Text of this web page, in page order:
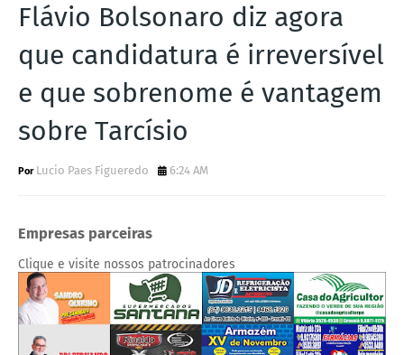
Flávio Bolsonaro diz agora
que candidatura é irreversível
e que sobrenome é vantagem
sobre Tarcísio
Lucio Paes Figueredo 6:24 AM
Empresas parceiras
Clique e visite nossos patrocinadores